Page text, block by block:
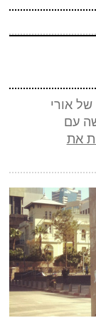
(חובה)
אני טס (ארבע אותיות)
אורי
עם
את